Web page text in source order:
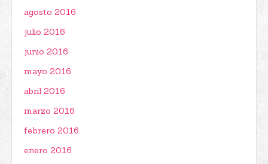
agosto 2016
julio 2016
junio 2016
mayo 2016
abril 2016
marzo 2016
febrero 2016
enero 2016